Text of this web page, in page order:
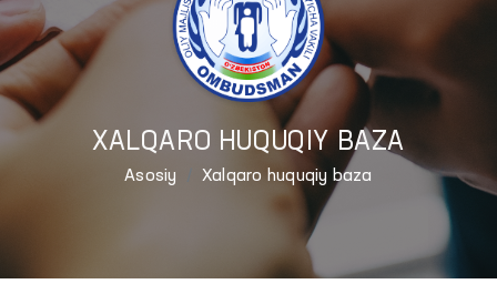
XALQARO HUQUQIY BAZA
Asosiy Xalqaro huquqiy baza